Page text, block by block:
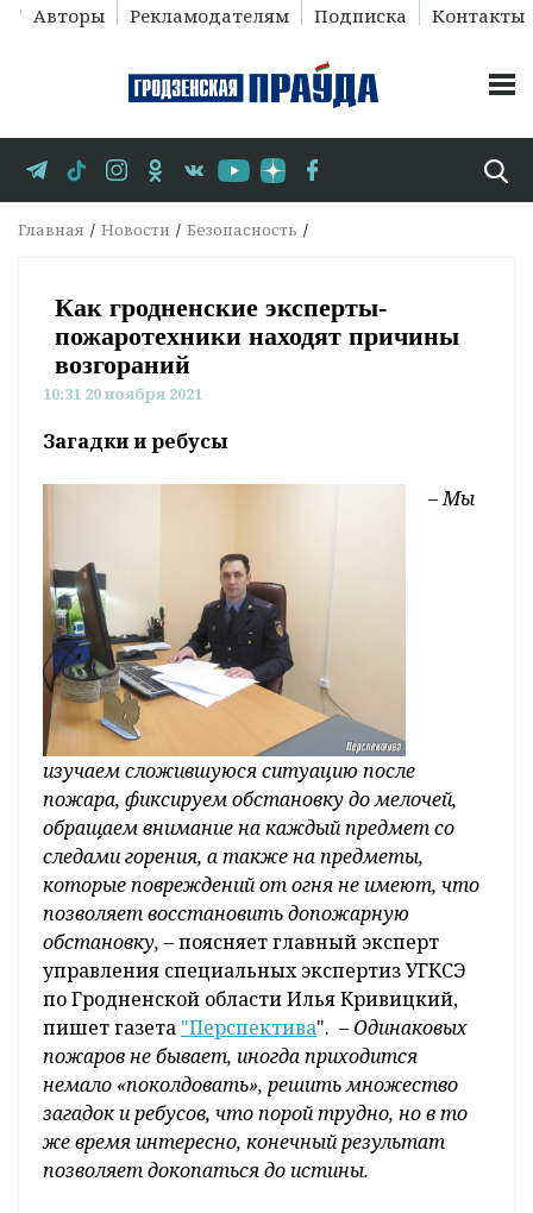
Авторы Рекламодателям Подписка Контакты
Главная Новости Безопасность
Как гродненские эксперты-
пожаротехники находят причины
возгораний
10:31 20 ноября 2021
Загадки и ребусы
– Мы
изучаем сложившуюся ситуацию после
пожара, фиксируем обстановку до мелочей,
обращаем внимание на каждый предмет со
следами горения, а также на предметы,
которые повреждений от огня не имеют, что
позволяет восстановить допожарную
обстановку, – поясняет главный эксперт
управления специальных экспертиз УГКСЭ
по Гродненской области Илья Кривицкий,
пишет газета "Перспектива". – Одинаковых
пожаров не бывает, иногда приходится
немало «поколдовать», решить множество
загадок и ребусов, что порой трудно, но в то
же время интересно, конечный результат
позволяет докопаться до истины.